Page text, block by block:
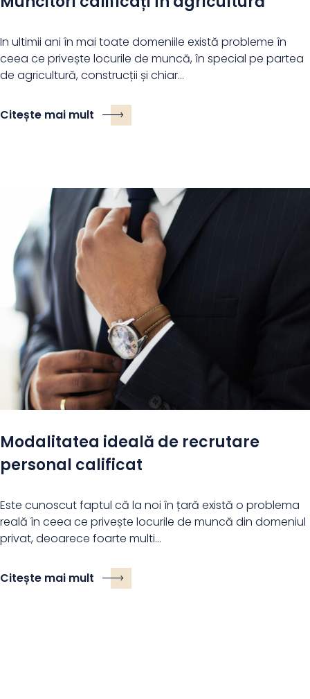
In ultimii ani în mai toate domeniile există probleme în
ceea ce privește locurile de muncă, în special pe partea
de agricultură, construcții și chiar…
Citește mai mult
Modalitatea ideală de recrutare
personal calificat
Este cunoscut faptul că la noi în țară există o problema
reală în ceea ce privește locurile de muncă din domeniul
privat, deoarece foarte multi…
Citește mai mult